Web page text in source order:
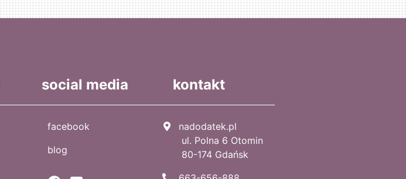
social media
facebook
blog
kontakt
nadodatek.pl
ul. Polna 6 Otomin
80-174 Gdańsk